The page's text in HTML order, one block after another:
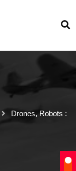
Drones, Robots :